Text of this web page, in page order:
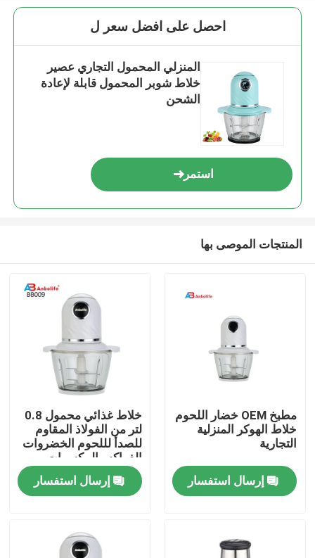
احصل على افضل سعر ل
المنزلي المحمول التجاري عصير
خلاط شوبر المحمول قابلة لإعادة
الشحن
استمر
المنتجات الموصى بها
مطبخ OEM خضار اللحوم
خلاط الهوكر المنزلية
التجارية
إرسال استفسار
خلاط غذائي محمول 0.8
لتر من الفولاذ المقاوم
للصدأ لللحوم الخضروات
الفواكه والمكسرات
إرسال استفسار